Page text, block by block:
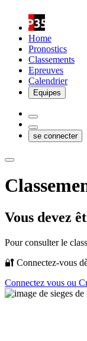
Home
Pronostics
Classements
Epreuves
Calendrier
Equipes
se connecter
Vous devez
Pour consulter le
🔐 Connectez-vous
Connectez vous ou